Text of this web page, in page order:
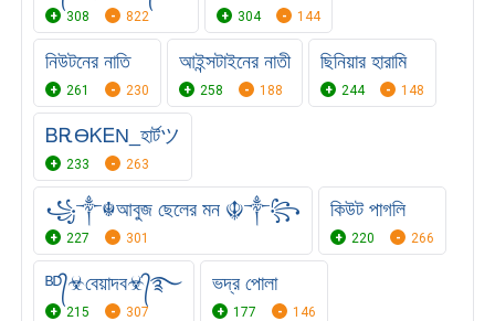
308 822 304 144
নিউটনের নাতি
261 230
আইন্সটাইনের নাতী
258 188
ছিনিয়ার হারামি
244 148
ᏴᎡϴᏦᎬΝ_হার্টツ
233 263
꧁༒☬আবুজ ছেলের মন ☬༒꧂
227 301
কিউট পাগলি
220 266
ᴮᴰ᭄☣বেয়াদব☣᭄࿐
215 307
ভদ্র পোলা
177 146